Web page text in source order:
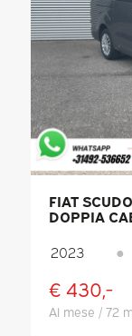
FIAT
DOPPIA
KEYLESS /
POSTI /
2023 ●
€ 430,-
Al mese / 72